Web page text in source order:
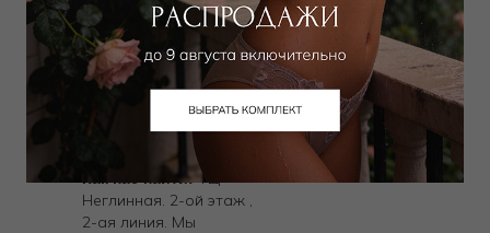
пл. Трубная, д.2
Трубная
пн-вс с 10 до 22
+7 (495) 775-5032 доб.
Как нас найти: ТЦ
Неглинная. 2-ой этаж ,
2-ая линия. Мы